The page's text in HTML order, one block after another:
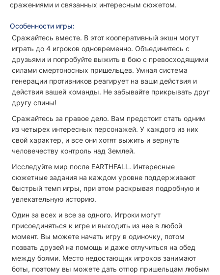
сражениями и связанных интересным сюжетом.
Особенности игры:
Сражайтесь вместе. В этот кооперативный экшн могут
играть до 4 игроков одновременно. Объединитесь с
друзьями и попробуйте выжить в бою с превосходящими
силами смертоносных пришельцев. Умная система
генерации противников реагирует на ваши действия и
действия вашей команды. Не забывайте прикрывать друг
другу спины!
Сражайтесь за правое дело. Вам предстоит стать одним
из четырех интересных персонажей. У каждого из них
свой характер, и все они хотят выжить и вернуть
человечеству контроль над Землей.
Исследуйте мир после EARTHFALL. Интересные
сюжетные задания на каждом уровне поддерживают
быстрый темп игры, при этом раскрывая подробную и
увлекательную историю.
Один за всех и все за одного. Игроки могут
присоединяться к игре и выходить из нее в любой
момент. Вы можете начать игру в одиночку, потом
позвать друзей на помощь и даже отлучиться на обед
между боями. Место недостающих игроков занимают
боты, поэтому вы можете дать отпор пришельцам любым